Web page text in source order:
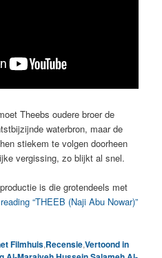
Theebs oudere broer de
waterbron, maar de
stiekem te volgen doorheen
vergissing, zo blijkt al snel.
is die grotendeels met
“THEEB (Naji Abu Nowar)”
Filmhuis,Recensie,Vertoond in